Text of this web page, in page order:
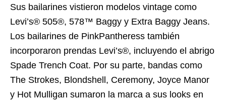
Sus bailarines vistieron modelos vintage como
Levi’s® 505®, 578™ Baggy y Extra Baggy Jeans.
Los bailarines de PinkPantheress también
incorporaron prendas Levi’s®, incluyendo el abrigo
Spade Trench Coat. Por su parte, bandas como
The Strokes, Blondshell, Ceremony, Joyce Manor
y Hot Mulligan sumaron la marca a sus looks en